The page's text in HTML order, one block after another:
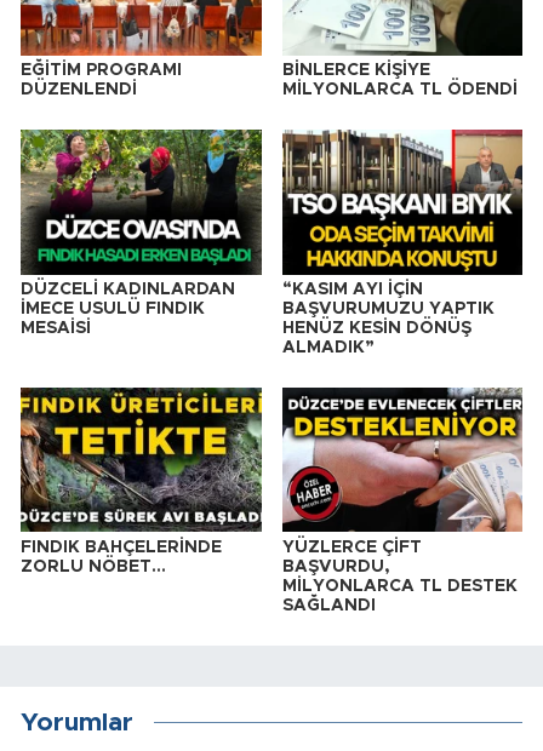
EĞİTİM PROGRAMI
DÜZENLENDİ
BİNLERCE KİŞİYE
MİLYONLARCA TL ÖDENDİ
DÜZCELİ KADINLARDAN
İMECE USULÜ FINDIK
MESAİSİ
“KASIM AYI İÇİN
BAŞVURUMUZU YAPTIK
HENÜZ KESİN DÖNÜŞ
ALMADIK”
FINDIK BAHÇELERİNDE
ZORLU NÖBET…
YÜZLERCE ÇİFT
BAŞVURDU,
MİLYONLARCA TL DESTEK
SAĞLANDI
Yorumlar